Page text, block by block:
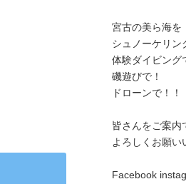
宮古の美ら海を
シュノーケリン
体験ダイビング
磯遊びで！
ドローンで！！
皆さんをご案内
よろしくお願い
Facebook